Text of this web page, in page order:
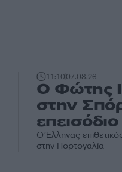
11:1007.08.26
Ο Φώτης
στην
Ο Έλληνας
στην Πορτογαλία